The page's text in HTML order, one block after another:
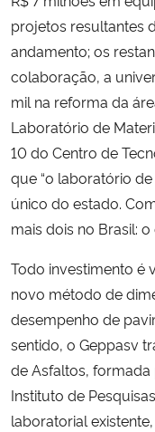
projetos resultantes
andamento; os
colaboração, a
mil na reforma da
Laboratório de
10 do Centro de
que “o laboratório
único do estado.
mais dois no Brasil:
Todo investimento é
novo método de
desempenho de
sentido, o Geppasv
de Asfaltos,
Instituto de
laboratorial